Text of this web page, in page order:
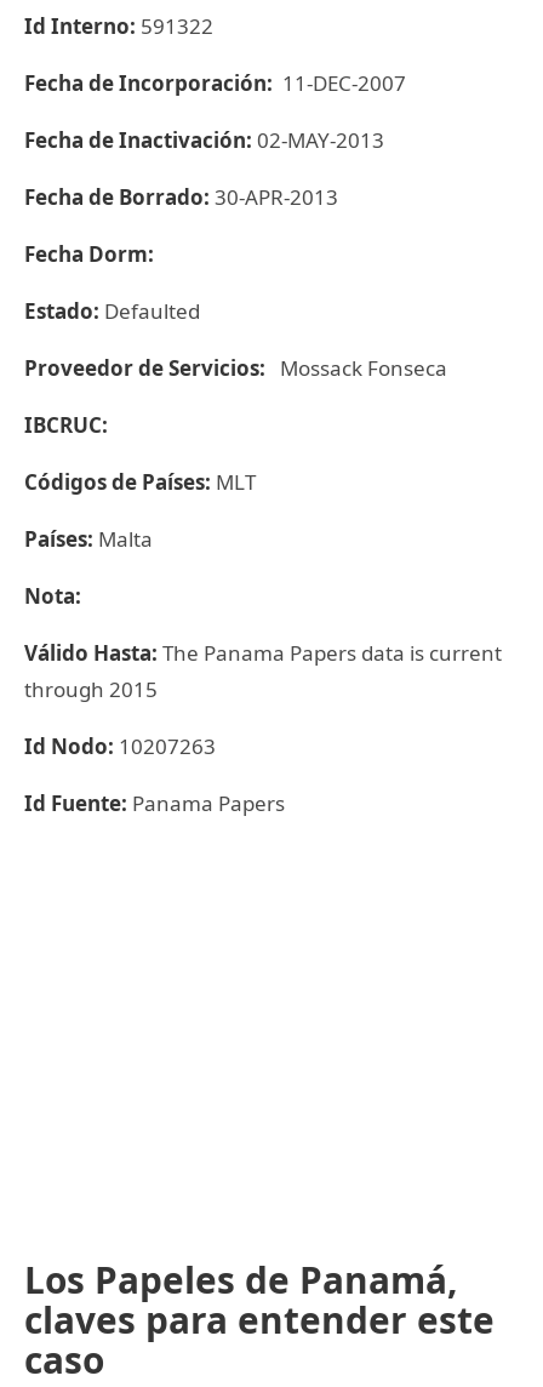
Id Interno: 591322
Fecha de Incorporación: 11-DEC-2007
Fecha de Inactivación: 02-MAY-2013
Fecha de Borrado: 30-APR-2013
Fecha Dorm:
Estado: Defaulted
Proveedor de Servicios: Mossack Fonseca
IBCRUC:
Códigos de Países: MLT
Países: Malta
Nota:
Válido Hasta: The Panama Papers data is current
through 2015
Id Nodo: 10207263
Id Fuente: Panama Papers
Los Papeles de Panamá,
claves para entender este
caso